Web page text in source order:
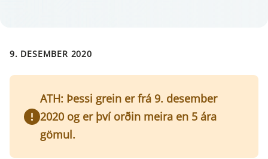
9. DESEMBER 2020
ATH: Þessi grein er frá 9. desember
2020 og er því orðin meira en 5 ára
gömul.